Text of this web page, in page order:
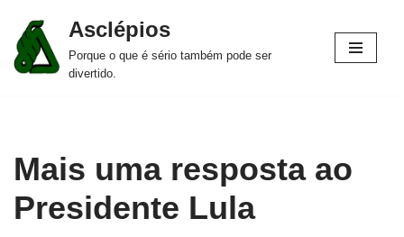
Pular
para
Asclépios
Porque o que é sério também pode ser
divertido.
Mais uma resposta ao
Presidente Lula